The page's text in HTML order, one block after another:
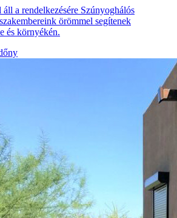
a rendelkezésére Szúnyoghálós
örömmel segítenek
és környékén.